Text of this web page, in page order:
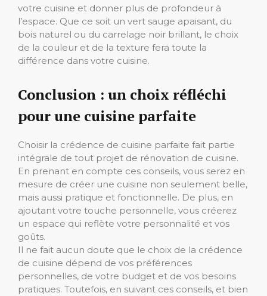
votre cuisine et donner plus de profondeur à
l’espace. Que ce soit un vert sauge apaisant, du
bois naturel ou du carrelage noir brillant, le choix
de la couleur et de la texture fera toute la
différence dans votre cuisine.
Conclusion : un choix réfléchi
pour une cuisine parfaite
Choisir la crédence de cuisine parfaite fait partie
intégrale de tout projet de rénovation de cuisine.
En prenant en compte ces conseils, vous serez en
mesure de créer une cuisine non seulement belle,
mais aussi pratique et fonctionnelle. De plus, en
ajoutant votre touche personnelle, vous créerez
un espace qui reflète votre personnalité et vos
goûts.
Il ne fait aucun doute que le choix de la crédence
de cuisine dépend de vos préférences
personnelles, de votre budget et de vos besoins
pratiques. Toutefois, en suivant ces conseils, et bien